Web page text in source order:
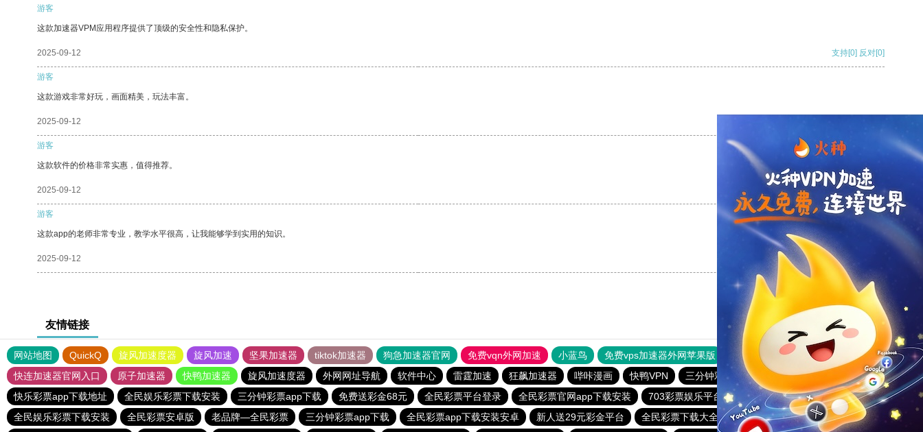
游客
这款加速器VPM应用程序提供了顶级的安全性和隐私保护。
2025-09-12 支持[0] 反对[0]
游客
这款游戏非常好玩，画面精美，玩法丰富。
2025-09-12
游客
这款软件的价格非常实惠，值得推荐。
2025-09-12 支持 [0] 反对 [0]
游客
这款app的老师非常专业，教学水平很高，让我能够学到实用的知识。
2025-09-12 支持
友情链接
网站地图 QuickQ 旋风加速度器 旋风加速 坚果加速器 tiktok加速器 狗急加速器官网 免费vqn外网加速 小蓝鸟 免费vps加速器外网苹果版 旋风加速度器
快连加速器
快连加速器官网入口
原子加速器 快鸭加速器 旋风加速度器 外网网址导航 软件中心 雷霆加速 狂飙加速器 哔咔漫画 快鸭VPN 三分钟彩票app下载
全民彩票安卓版下载
快乐彩票app下载地址
全民娱乐彩票下载安装 三分钟彩票app下载 免费送彩金68元 全民彩票平台登录 全民彩票官网app下载安装 703彩票娱乐平台
全民彩票下载大全官网
全民娱乐彩票下载安装
全民彩票安卓版 老品牌—全民彩票 三分钟彩票app下载 全民彩票app下载安装安卓 新人送29元彩金平台 全民彩票下载大全官网
老品牌—全民彩票